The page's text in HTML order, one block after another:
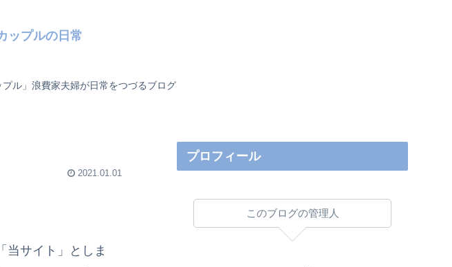
ップルの日常
ル」浪費家夫婦が日常をつづるブログ
2021.01.01
当サイト」としま
プロフィール
このブログの管理人